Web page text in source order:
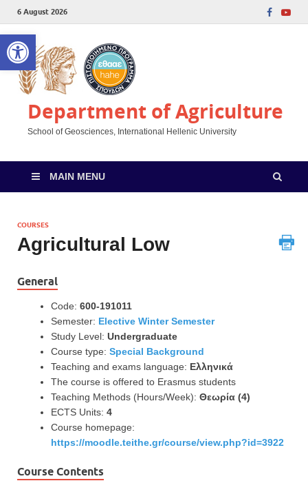
Open toolbar
6 August 2026
Department of Agriculture
School of Geosciences, International Hellenic University
MAIN MENU
COURSES
Agricultural Low
General
Code: 600-191011
Semester: Elective Winter Semester
Study Level: Undergraduate
Course type: Special Background
Teaching and exams language: Ελληνικά
The course is offered to Erasmus students
Teaching Methods (Hours/Week): Θεωρία (4)
ECTS Units: 4
Course homepage:
https://moodle.teithe.gr/course/view.php?id=3922
Course Contents